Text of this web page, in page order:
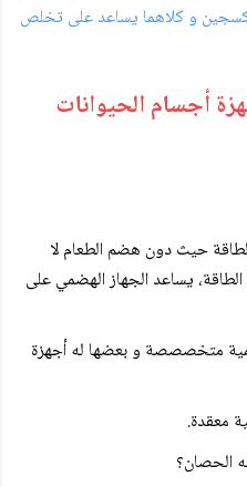
و كلاهما يساعد على تخلص
أجسام الحيوانات
حيث دون هضم الطعام لا
يساعد الجهاز الهضمي على
متخصصصة و بعضها له أجهزة
معقدة.
الحصان؟